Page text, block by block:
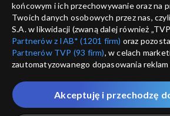
końcowym i ich przechowywanie oraz na
Twoich danych osobowych przez nas,
S.A. w likwidacji (zwaną dalej również
Partnerów z IAB* (1201 firm) oraz
Partnerów TVP (93 firm), w celach
zautomatyzowanego dopasowania
które wskazujemy poniżej, a także zgody
przez nas identyfikatora PPID do Google.
Akceptuję i przechodzę